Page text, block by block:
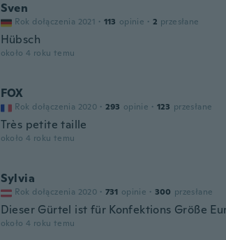
Sven
Rok dołączenia 2021 · 113 opinie · 2 przesłane
Hübsch
około 4 roku temu
FOX
Rok dołączenia 2020 · 293 opinie · 123 przesłane
Très petite taille
około 4 roku temu
Sylvia
Rok dołączenia 2020 · 731 opinie · 300 przesłane
Dieser Gürtel ist für Konfektions Größe
około 4 roku temu